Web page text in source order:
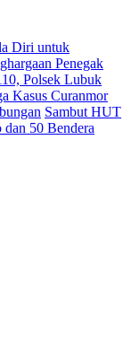
Diri untuk
Penegak
Polsek Lubuk
Kasus Curanmor
Sambut HUT
50 Bendera